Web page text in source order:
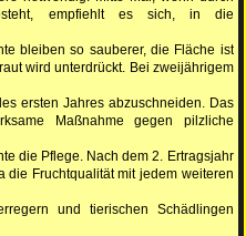
empfiehlt es sich, in die
bleiben so sauberer, die Fläche ist
wird unterdrückt. Bei zweijährigem
ersten Jahres abzuschneiden. Das
Maßnahme gegen pilzliche
die Pflege. Nach dem 2. Ertragsjahr
die Fruchtqualität mit jedem weiteren
und tierischen Schädlingen